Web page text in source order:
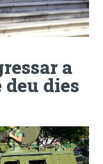
a
dies